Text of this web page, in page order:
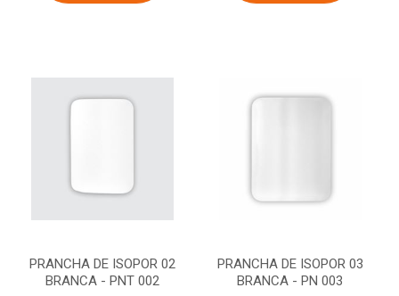
PRANCHA DE ISOPOR 02
BRANCA - PNT 002
PRANCHA DE ISOPOR 03
BRANCA - PN 003